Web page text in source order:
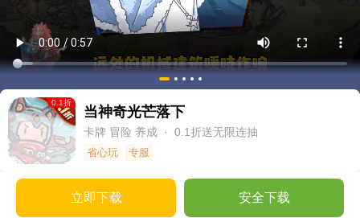
0.1折
当神奇光芒落下
卡牌 冒险 养成 · 0.1折送无限连抽
省心玩 专服
立即下载 安全下载